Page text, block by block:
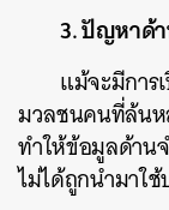
3. ปัญหาด้
แม้จะมีการ
มวลชนคนที่ล้น
ทำให้ข้อมูลด้าน
ไม่ได้ถูกนำมาใ